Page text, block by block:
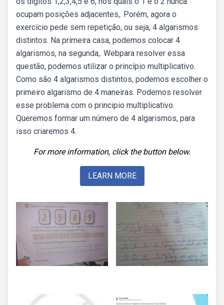
ocupam posições adjacentes,. Porém, agora o
exercício pede sem repetição, ou seja, 4 algarismos
distintos. Na primeira casa, podemos colocar 4
algarismos, na segunda,. Webpara resolver essa
questão, podemos utilizar o princípio multiplicativo.
Como são 4 algarismos distintos, podemos escolher o
primeiro algarismo de 4 maneiras. Podemos resolver
esse problema com o principio multiplicativo.
Queremos formar um número de 4 algarismos, para
isso criaremos 4.
For more information, click the button below.
LEARN MORE